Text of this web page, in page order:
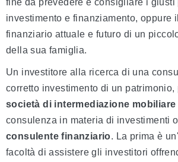
investimento e finanziamento, oppure
finanziario attuale e futuro di un
della sua famiglia.
Un investitore alla ricerca di una
corretto investimento di un patrimonio,
società di intermediazione mobiliare
consulenza in materia di investimenti
consulente finanziario. La prima è
facoltà di assistere gli investitori